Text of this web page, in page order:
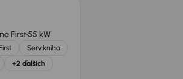
First55 kW
Serv.kniha
+2 ďalších